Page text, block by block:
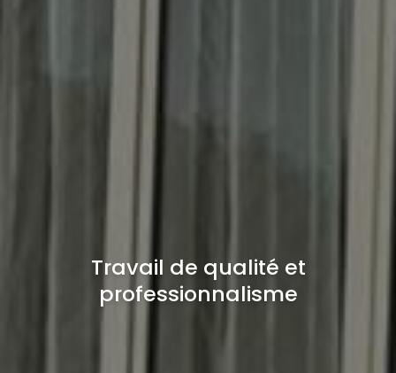
Travail de qualité et
professionnalisme